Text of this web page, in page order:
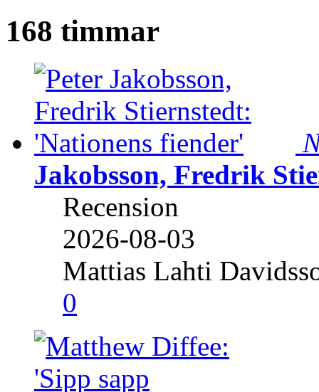
168 timmar
Jakobsson, Fredrik
Recension
2026-08-03
Mattias Lahti
0